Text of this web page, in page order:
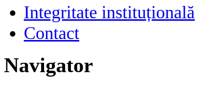
Integritate instituțională
Contact
Navigator